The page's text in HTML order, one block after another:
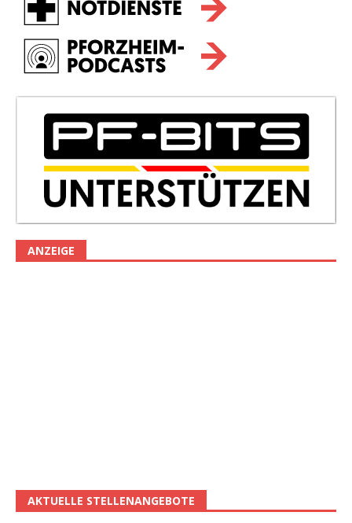
ANZEIGE
AKTUELLE STELLENANGEBOTE